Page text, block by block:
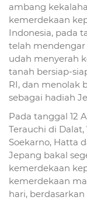
ambang
kemerdekaan
Indonesia, pada
telah
udah menyerah
tanah bersiap-
RI, dan menolak
sebagai hadiah
Pada tanggal 12
Terauchi di
Soekarno, Hatta
Jepang bakal
kemerdekaan
kemerdekaan
hari,